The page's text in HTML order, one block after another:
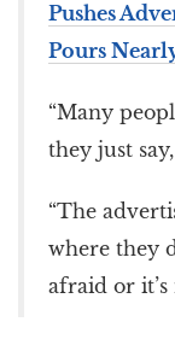
Pushes
Pours
“Many
they just say,
“The
where they
afraid or